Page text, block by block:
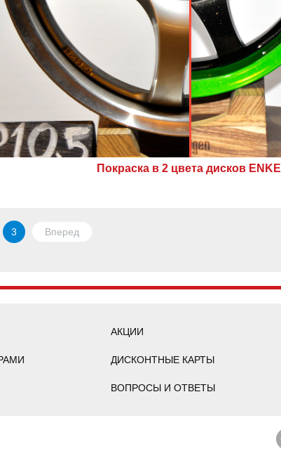
Покраска в 2 цвета дисков ENKEI
3 Вперед
АКЦИИ
ДИСКОНТНЫЕ КАРТЫ
ВОПРОСЫ И ОТВЕТЫ